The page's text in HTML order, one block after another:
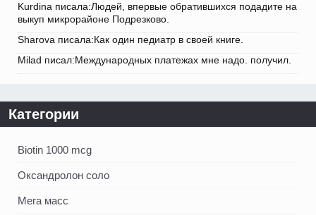
Kurdina писала:Людей, впервые обратившихся подадите на
выкуп микрорайоне Подрезково.
Sharova писала:Как один педиатр в своей книге.
Milad писал:Международных платежах мне надо. получил.
Категории
Biotin 1000 mcg
Оксандролон соло
Мега масс